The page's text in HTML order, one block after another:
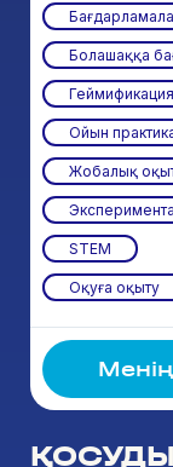
Болашаққа
Геймификация
Ойын
Жобалық
STEM
Оқуға оқыту